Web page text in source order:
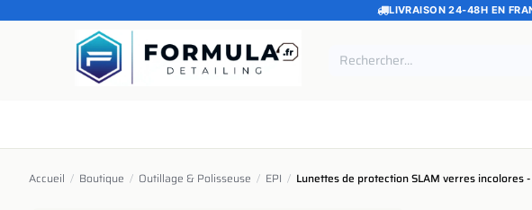
SE RENDRE AU CONTENU
LIVRAISON 24-48H EN
Accueil / Boutique / Outillage & Polisseuse / EPI / Lunettes de protection SLAM verres incolores